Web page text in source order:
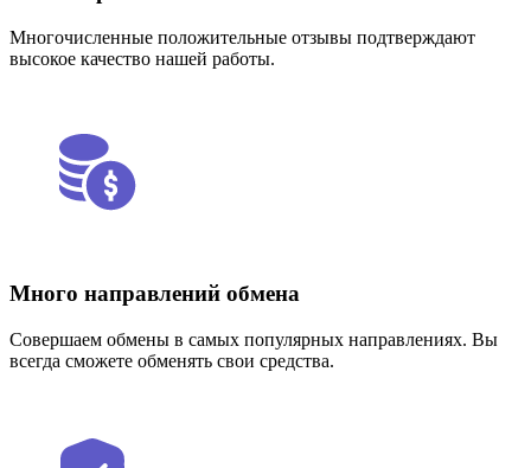
Многочисленные положительные отзывы подтверждают
высокое качество нашей работы.
Много направлений обмена
Совершаем обмены в самых популярных направлениях. Вы
всегда сможете обменять свои средства.